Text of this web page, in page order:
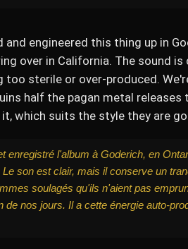
engineered this thing up in
over in California. The sound
sterile or over-produced.
half the pagan metal
which suits the style they are
enregistré l'album à Goderich, en
son est clair, mais il conserve un
soulagés qu'ils n'aient pas
nos jours. Il a cette énergie auto-